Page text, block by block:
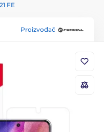
FE
Proizvođač